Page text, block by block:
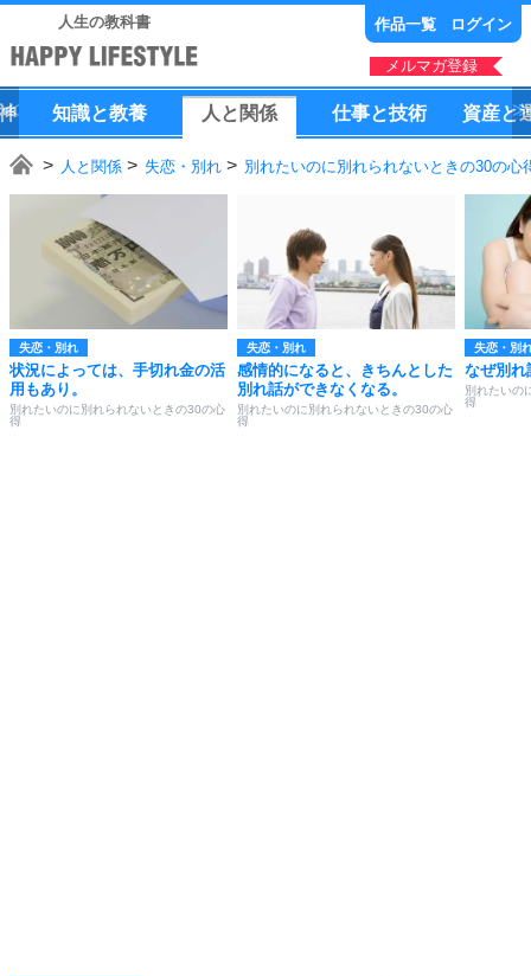
人生の教科書 作品一覧 ログイン
メルマガ登録
知識と教養 人 と 関係 仕事と技術 資産と
人と関係 失恋・別れ 別れたいのに別れられないときの30の心
失恋・別れ
状況によっては、手切れ金の活
用もあり。
別れたいのに別れられないときの30の心
得
失恋・別れ
感情的になると、きちんとした
別れ話ができなくなる。
別れたいのに別れられないときの30の心
得
失恋・別
なぜ別れ
別れたいの
得